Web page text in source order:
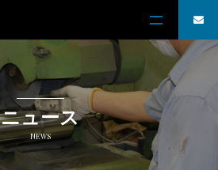
ニュース
NEWS